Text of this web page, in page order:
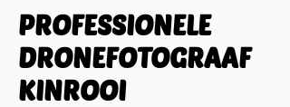
PROFESSIONELE
DRONEFOTOGRAAF
KINROOI